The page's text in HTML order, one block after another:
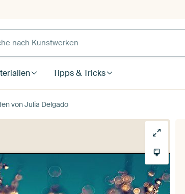
Tipps & Tricks
von Julia Delgado